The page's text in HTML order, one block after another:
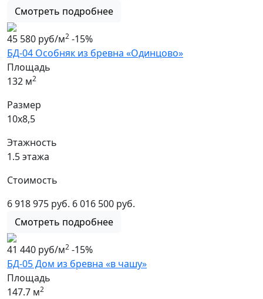
Смотреть подробнее
45 580 руб/м2 -15%
БД-04 Особняк из бревна «Одинцово»
Площадь
132 м2
Размер
10х8,5
Этажность
1.5 этажа
Стоимость
6 918 975 руб. 6 016 500 руб.
Смотреть подробнее
41 440 руб/м2 -15%
БД-05 Дом из бревна «в чашу»
Площадь
147.7 м2